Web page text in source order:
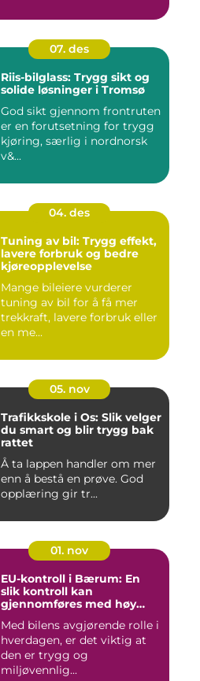
07. des
Riis-bilglass: Trygg sikt og
solide løsninger i Tromsø
God sikt gjennom frontruten
er en forutsetning for trygg
kjøring, særlig i nordnorsk
v&...
04. des
Tuning av bil: Trygg effekt,
lavere forbruk og bedre
kjøreopplevelse
Mange bileiere vurderer
tuning av bil for å få mer
trekkraft, lavere forbruk eller
en me...
05. nov
Trafikkskole i Os: Slik velger
du smart og blir trygg bak
rattet
Å ta lappen handler om mer
enn å bestå en prøve. God
opplæring gir tr...
01. nov
EU-kontroll i Bærum: En
slik kontroll kan
gjennomføres med høy
Med bilens avgjørende rolle i
hverdagen, er det viktig at
den er trygg og
miljøvennlig...